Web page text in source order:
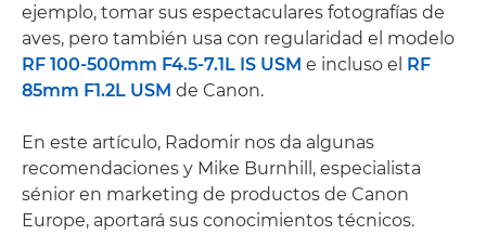
ejemplo, tomar sus espectaculares fotografías de
aves, pero también usa con regularidad el modelo
RF 100-500mm F4.5-7.1L IS USM e incluso el RF
85mm F1.2L USM de Canon.
En este artículo, Radomir nos da algunas
recomendaciones y Mike Burnhill, especialista
sénior en marketing de productos de Canon
Europe, aportará sus conocimientos técnicos.